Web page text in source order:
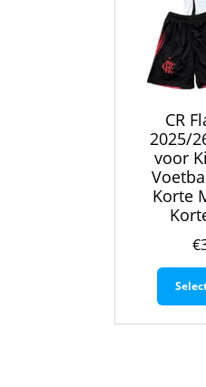
CR
2025/
voor
Korte
€